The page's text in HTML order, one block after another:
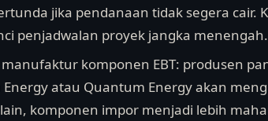
jika pendanaan tidak segera cair.
penjadwalan proyek jangka menengah.
komponen EBT: produsen
atau Quantum Energy akan
komponen impor menjadi lebih